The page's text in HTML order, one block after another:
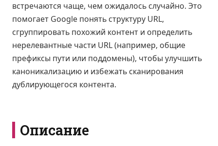
встречаются чаще, чем ожидалось случайно. Это
помогает Google понять структуру URL,
сгруппировать похожий контент и определить
нерелевантные части URL (например, общие
префиксы пути или поддомены), чтобы улучшить
каноникализацию и избежать сканирования
дублирующегося контента.
Описание